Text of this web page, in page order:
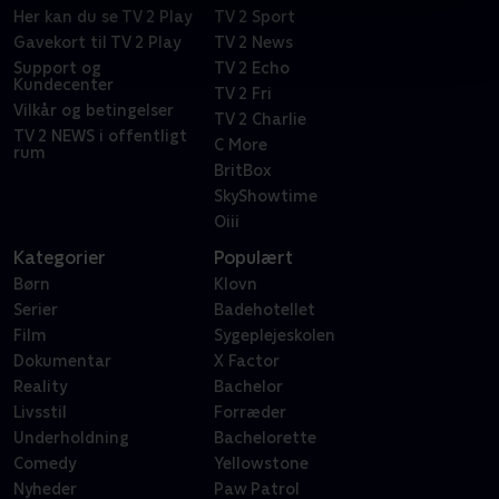
Her kan du se TV 2 Play
Gavekort til TV 2 Play
Support og
Kundecenter
Vilkår og betingelser
TV 2 NEWS i offentligt
rum
TV 2 Sport
TV 2 News
TV 2 Echo
TV 2 Fri
TV 2 Charlie
C More
BritBox
SkyShowtime
Oiii
Kategorier
Børn
Serier
Film
Dokumentar
Reality
Livsstil
Underholdning
Comedy
Nyheder
Populært
Klovn
Badehotellet
Sygeplejeskolen
X Factor
Bachelor
Forræder
Bachelorette
Yellowstone
Paw Patrol